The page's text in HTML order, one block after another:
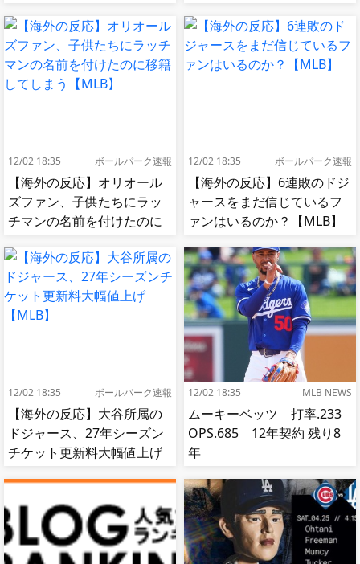
12/02 18:35 ボールパーク速報
【海外の反応】オリオール
ズファン、子供たちにラッ
チマンの名前を付けたのに
12/02 18:35 ボールパーク速報
【海外の反応】6連敗のドジ
ャースをまだ信じているフ
ァンはいるのか？【MLB】
12/02 18:35 ボールパーク速報
【海外の反応】大谷所属の
ドジャース、27年シーズン
チケット更新料大幅値上げ
12/02 18:35 MLB NEWS
ムーキーベッツ 打率.233
OPS.685 12年契約 残り8
年